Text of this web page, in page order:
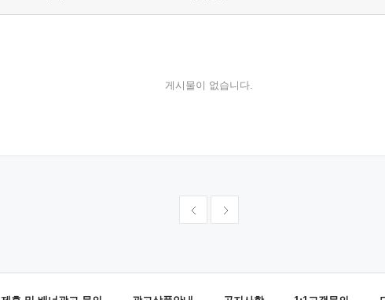
게시물이 없습니다.